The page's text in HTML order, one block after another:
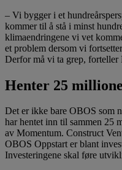
– Vi bygger i et
kommer til å stå i minst
klimaendringene vi vet
et problem dersom vi
Derfor må vi ta grep, forteller
Henter 25
Det er ikke bare OBOS som
har hentet inn til sammen 25
av Momentum. Construct
OBOS Oppstart er blant
Investeringene skal føre